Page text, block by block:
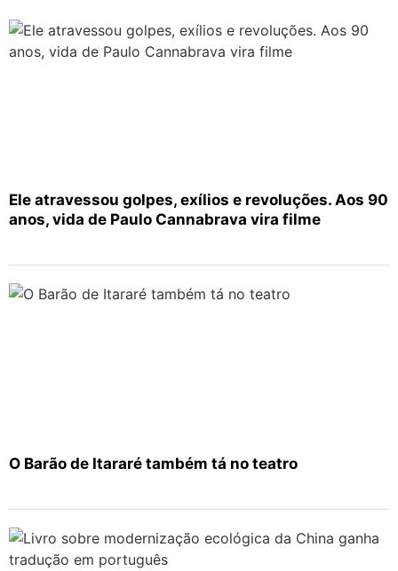
Ele atravessou golpes, exílios e revoluções. Aos 90
anos, vida de Paulo Cannabrava vira filme
O Barão de Itararé também tá no teatro